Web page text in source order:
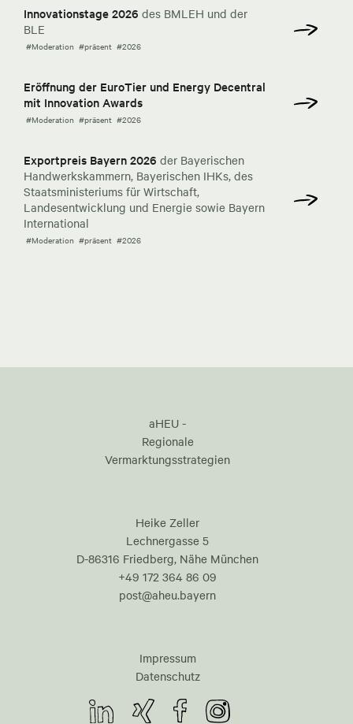
Innovationstage 2026 des BMLEH und der
BLE
#Moderation #präsent #2026
Eröffnung der EuroTier und Energy Decentral
mit Innovation Awards
#Moderation #präsent #2026
Exportpreis Bayern 2026 der Bayerischen
Handwerkskammern, Bayerischen IHKs, des
Staatsministeriums für Wirtschaft,
Landesentwicklung und Energie sowie Bayern
International
#Moderation #präsent #2026
aHEU -
Regionale
Vermarktungsstrategien
Heike Zeller
Lechnergasse 5
D-86316 Friedberg, Nähe München
+49 172 364 86 09
post@aheu.bayern
Impressum
Datenschutz